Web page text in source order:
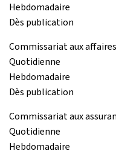
Hebdomadaire
Dès publication
Commissariat aux
Quotidienne
Hebdomadaire
Dès publication
Commissariat aux
Quotidienne
Hebdomadaire